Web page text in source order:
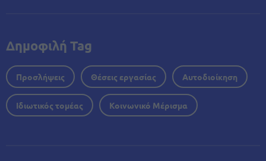
Δημοφιλή Tag
Προσλήψεις Θέσεις εργασίας Αυτοδιοίκηση
Ιδιωτικός τομέας Κοινωνικό Μέρισμα